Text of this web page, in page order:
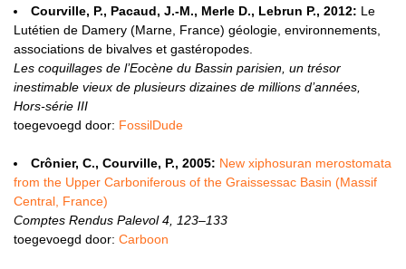
Courville, P., Pacaud, J.-M., Merle D., Lebrun P., 2012: Le
Lutétien de Damery (Marne, France) géologie, environnements,
associations de bivalves et gastéropodes.
Les coquillages de l’Eocène du Bassin parisien, un trésor
inestimable vieux de plusieurs dizaines de millions d’années,
Hors-série III
toegevoegd door: FossilDude
Crônier, C., Courville, P., 2005: New xiphosuran merostomata
from the Upper Carboniferous of the Graissessac Basin (Massif
Central, France)
Comptes Rendus Palevol 4, 123–133
toegevoegd door: Carboon